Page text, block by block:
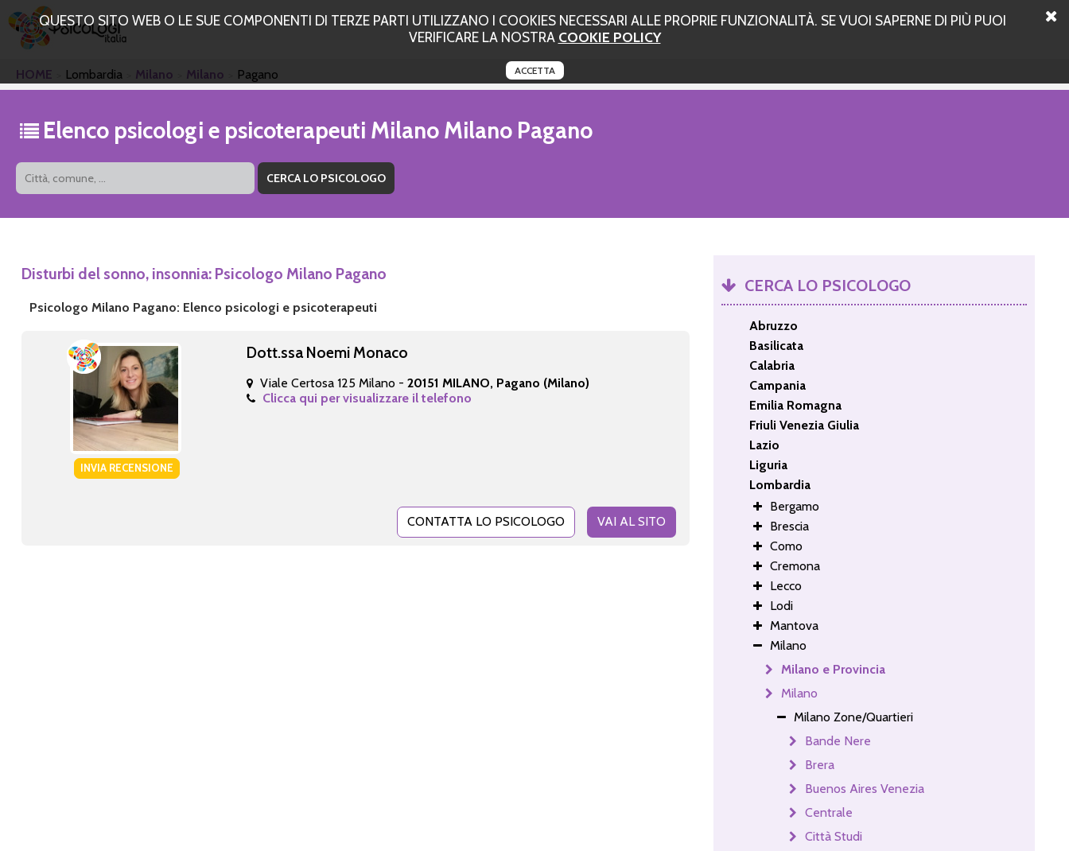
QUESTO SITO WEB O LE SUE COMPONENTI DI TERZE PARTI UTILIZZANO I COOKIES NECESSARI ALLE PROPRIE FUNZIONALITÀ. SE VUOI SAPERNE DI PIÙ PUOI
VERIFICARE LA NOSTRA COOKIE POLICY
ACCETTA
HOME Lombardia Milano Milano Pagano
Elenco psicologi e psicoterapeuti Milano Milano Pagano
Disturbi del sonno, insonnia: Psicologo Milano Pagano
Psicologo Milano Pagano: Elenco psicologi e psicoterapeuti
INVIA RECENSIONE
Dott.ssa Noemi Monaco
Viale Certosa 125 Milano -20151 MILANO, Pagano (Milano)
Clicca qui per visualizzare il telefono
CONTATTA LO PSICOLOGO VAI AL SITO
CERCA LO PSICOLOGO
Abruzzo
Basilicata
Calabria
Campania
Emilia Romagna
Friuli Venezia Giulia
Lazio
Liguria
Lombardia
Bergamo
Brescia
Como
Cremona
Lecco
Lodi
Mantova
Milano
Milano e Provincia
Milano
Milano Zone/Quartieri
Bande Nere
Brera
Buenos Aires Venezia
Centrale
Città Studi